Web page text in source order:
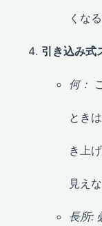
くな
引き込み式
何：
とき
き上
見え
長所: